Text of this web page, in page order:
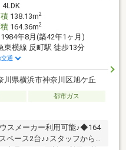
4LDK
138.13m2
164.36m2
1984年8月(築42年1ヶ月)
東横線 反町駅 徒歩13分
通
川県横浜市神奈川区旭ケ丘
都市ガス
スメーカー利用可能♪◆164
ペース2台♪♪スタッフから